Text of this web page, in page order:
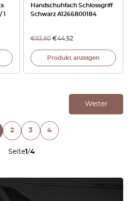
1
Handschuhfach Schlossgriff
Schwarz A1266800184
€63,60 €44,52
Produkt anzeigen
Seite1/4
Weiter
2 3 4